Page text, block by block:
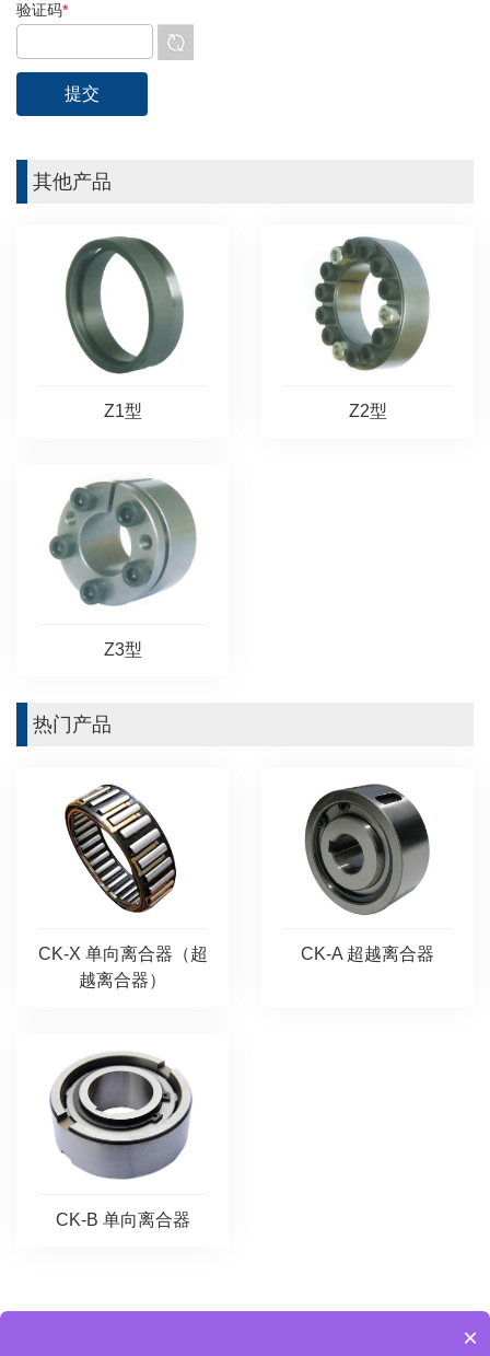
验证码*
其他产品
Z1型 Z2型
Z3型
热门产品
CK-X 单向离合器（超
越离合器）
CK-A 超越离合器
CK-B 单向离合器
×